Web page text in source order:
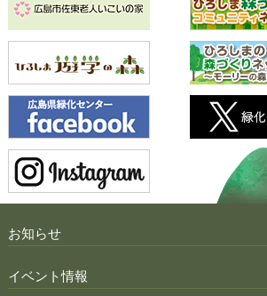
お知らせ
イベント情報